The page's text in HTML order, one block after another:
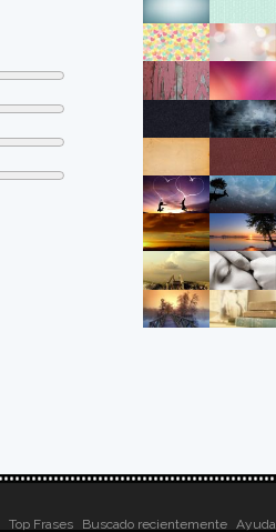
Top Frases Buscado recientemente Ayuda